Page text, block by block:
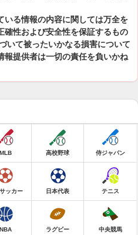
いる情報の内容に関しては万全を
確性および安全性を保証するもの
いて被ったいかなる損害について
報提供者は一切の責任を負いかね
MLB 高校野球 侍ジャパン
ッカー 日本代表 テニス
NBA ラグビー 中央競馬